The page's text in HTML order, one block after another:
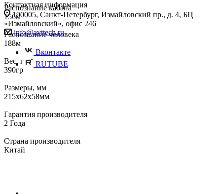
Контактная информация
190005, Санкт-Петербург, Измайловский пр., д. 4, БЦ
«Измайловский», офис 246
info@avttech.ru
Вконтакте
RUTUBE
Распознание кабана
156м
Распознание человека
188м
Вес, г
390гр
Размеры, мм
215x62x58мм
Гарантия производителя
2 Года
Страна производителя
Китай